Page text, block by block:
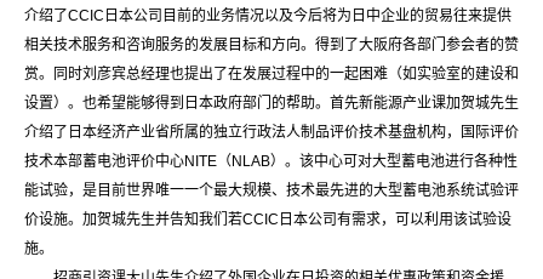
介绍了CCIC日本公司目前的业务情况以及今后将为日中企业的贸易往来提供
相关技术服务和咨询服务的发展目标和方向。得到了大阪府各部门参会者的赞
赏。同时刘彦宾总经理也提出了在发展过程中的一起困难（如实验室的建设和
设置）。也希望能够得到日本政府部门的帮助。首先新能源产业课加贺城先生
介绍了日本经济产业省所属的独立行政法人制品评价技术基盘机构，国际评价
技术本部蓄电池评价中心NITE（NLAB）。该中心可对大型蓄电池进行各种性
能试验，是目前世界唯一一个最大规模、技术最先进的大型蓄电池系统试验评
价设施。加贺城先生并告知我们若CCIC日本公司有需求，可以利用该试验设
施。